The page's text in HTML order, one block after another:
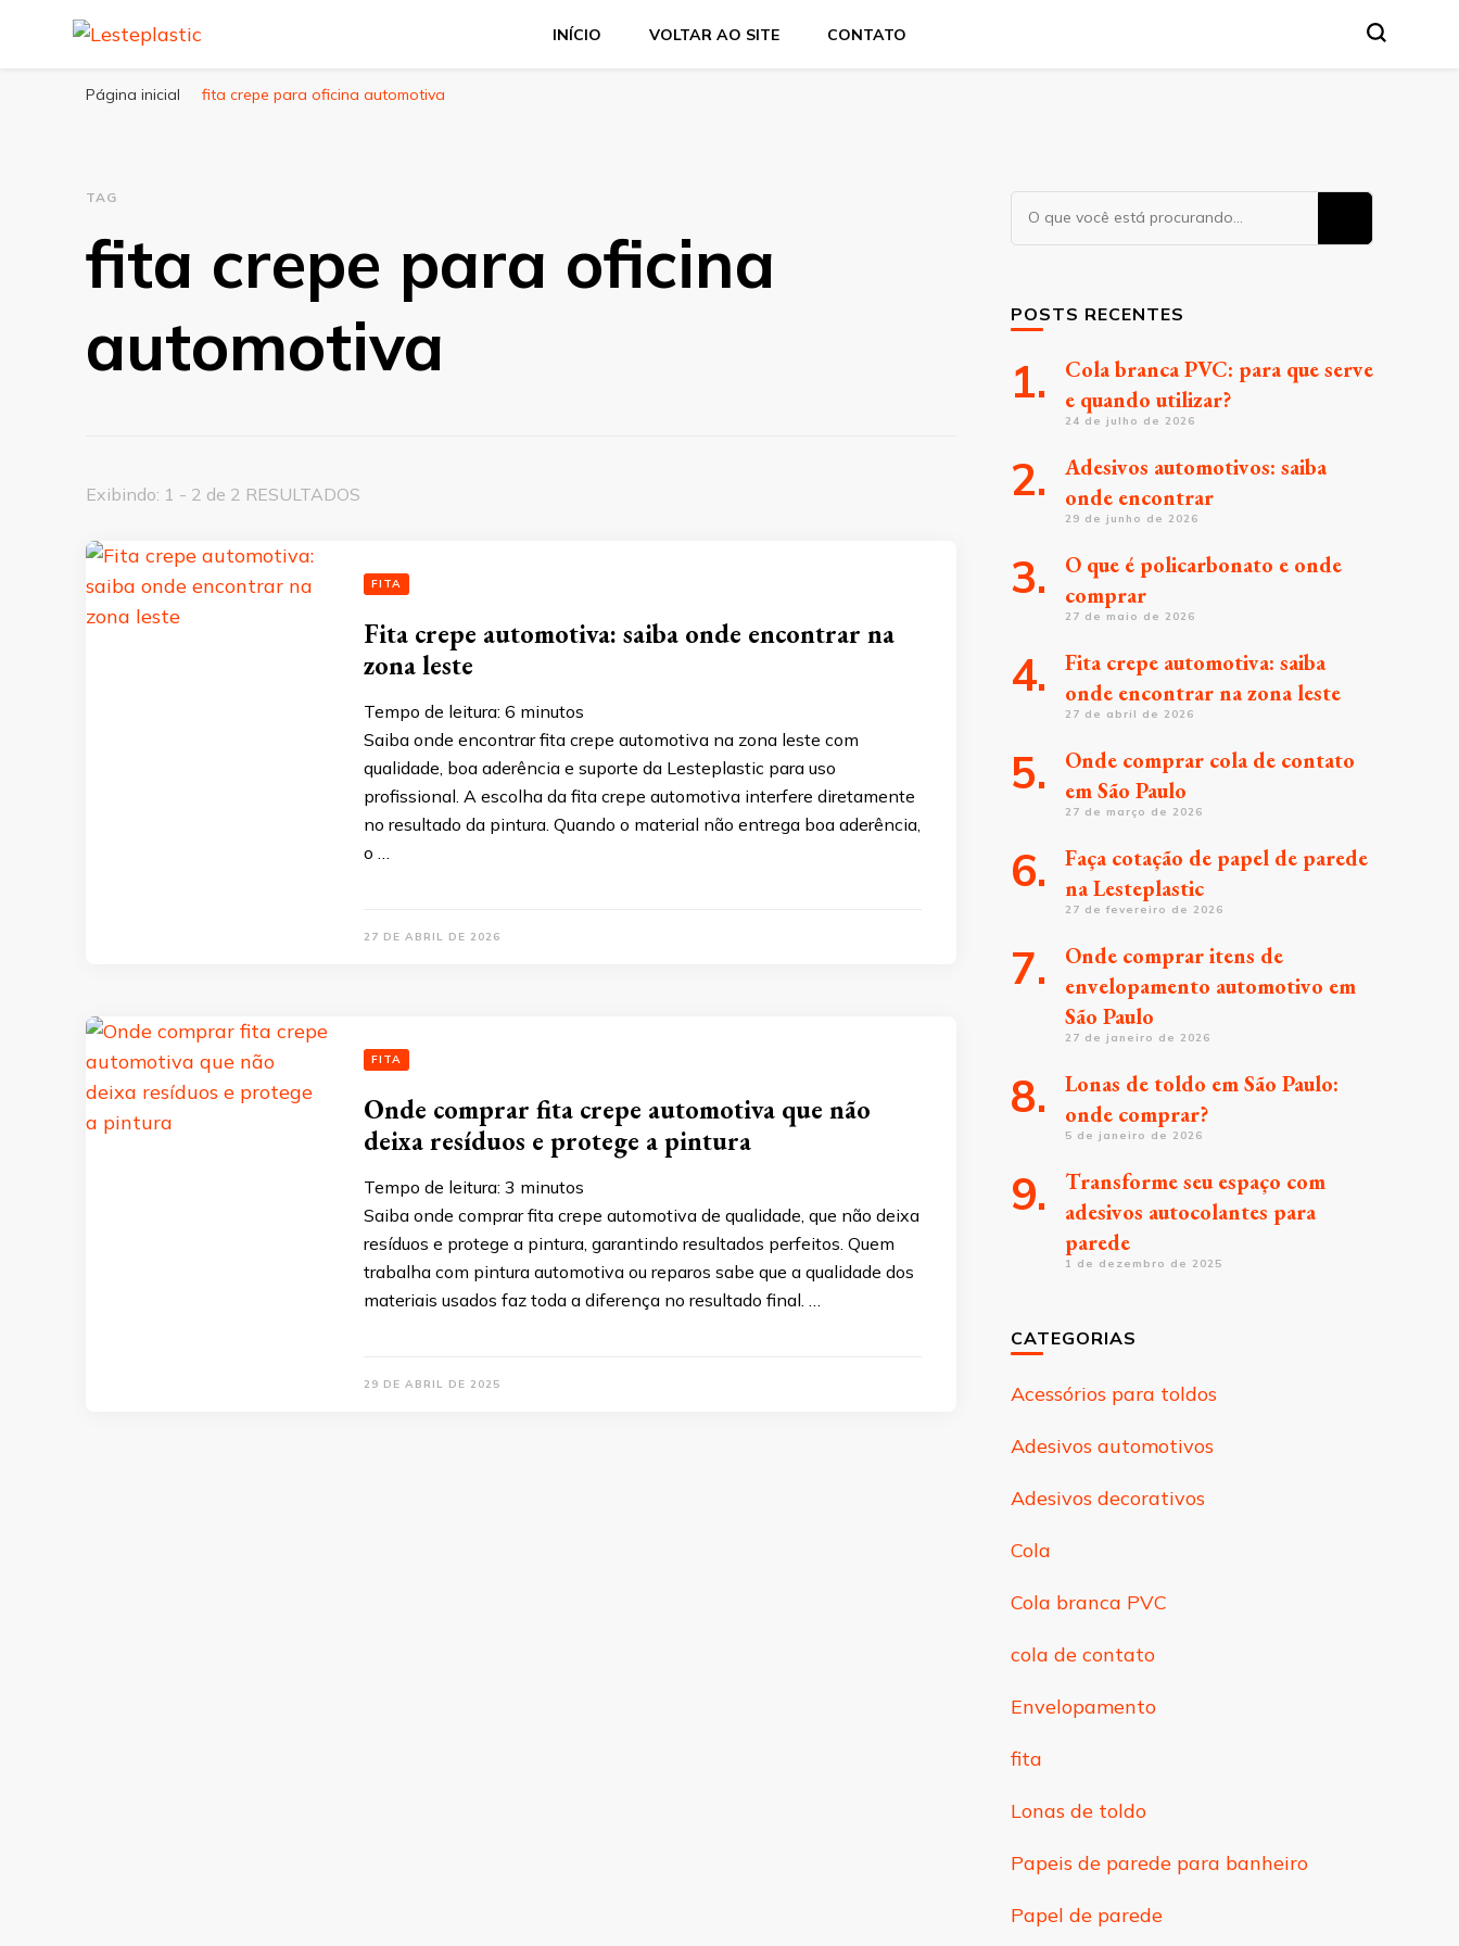
INÍCIO VOLTAR AO SITE CONTATO
Página inicial fita crepe para oficina automotiva
TAG
fita crepe para oficina
automotiva
Exibindo: 1 - 2 de 2 RESULTADOS
FITA
Fita crepe automotiva: saiba onde encontrar na
zona leste
Tempo de leitura: 6 minutos
Saiba onde encontrar fita crepe automotiva na zona leste com
qualidade, boa aderência e suporte da Lesteplastic para uso
profissional. A escolha da fita crepe automotiva interfere diretamente
no resultado da pintura. Quando o material não entrega boa aderência,
o …
27 DE ABRIL DE 2026
FITA
Onde comprar fita crepe automotiva que não
deixa resíduos e protege a pintura
Tempo de leitura: 3 minutos
Saiba onde comprar fita crepe automotiva de qualidade, que não deixa
resíduos e protege a pintura, garantindo resultados perfeitos. Quem
trabalha com pintura automotiva ou reparos sabe que a qualidade dos
materiais usados faz toda a diferença no resultado final. …
29 DE ABRIL DE 2025
Procurando
algo?
POSTS RECENTES
Cola branca PVC: para que serve
e quando utilizar?
24 de julho de 2026
Adesivos automotivos: saiba
onde encontrar
29 de junho de 2026
O que é policarbonato e onde
comprar
27 de maio de 2026
Fita crepe automotiva: saiba
onde encontrar na zona leste
27 de abril de 2026
Onde comprar cola de contato
em São Paulo
27 de março de 2026
Faça cotação de papel de parede
na Lesteplastic
27 de fevereiro de 2026
Onde comprar itens de
envelopamento automotivo em
São Paulo
27 de janeiro de 2026
Lonas de toldo em São Paulo:
onde comprar?
5 de janeiro de 2026
Transforme seu espaço com
adesivos autocolantes para
parede
1 de dezembro de 2025
CATEGORIAS
Acessórios para toldos
Adesivos automotivos
Adesivos decorativos
Cola
Cola branca PVC
cola de contato
Envelopamento
fita
Lonas de toldo
Papeis de parede para banheiro
Papel de parede